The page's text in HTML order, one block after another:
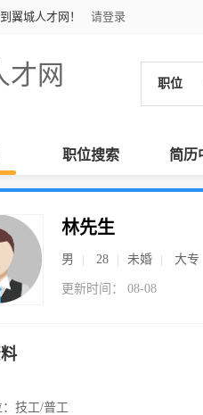
翼城人才网！ 请登录
才网 职位
职位搜索 简历
林先生
男 28 未婚 大专
更新时间： 08-08
技工/普工